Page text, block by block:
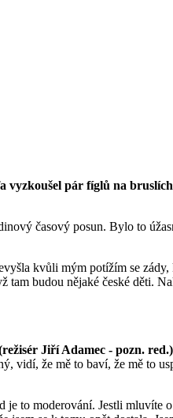
vyzkoušel pár fíglů na
časový posun. Bylo to
kvůli mým potížím se
budou nějaké české děti.
Jiří Adamec - pozn.
vidí, že mě to baví, že mě to
je to moderování. Jestli mluvíte